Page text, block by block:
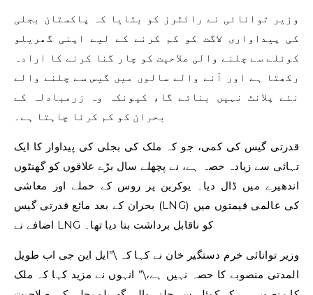
وزیر توانائی نے رائٹرز کو بتایا کہ پاکستان بجلی
کی پیداواری لاگت کو کم کرنے کے لیے اپنی گھریلو
کوئلے سے چلنے والی صلاحیت کو چار گنا کرنے کا ارادہ
رکھتا ہے اور آنے والے سالوں میں گیس سے چلنے والے
نئے پلانٹ نہیں بنائے گا، کیونکہ وہ زرمبادلہ کے
بحران کو کم کرنا چاہتا ہے۔
قدرتی گیس کی کمی، جو کہ ملک کی بجلی کی پیداوار کا ایک
تہائی سے زیادہ حصہ ہے، نے پچھلے سال بڑے علاقوں کو گھنٹوں
اندھیرے میں ڈال دیا۔ یوکرین پر روس کے حملے اور معاشی
بحران کے بعد مائع قدرتی گیس (LNG) کی عالمی قیمتوں میں
اضافے نے LNG کو ناقابل برداشت بنا دیا تھا۔
وزیر توانائی خرم دستگیر خان نے کہا کہ \”ایل این جی اب طویل
المدتی منصوبے کا حصہ نہیں ہے،\” انہوں نے مزید کہا کہ ملک